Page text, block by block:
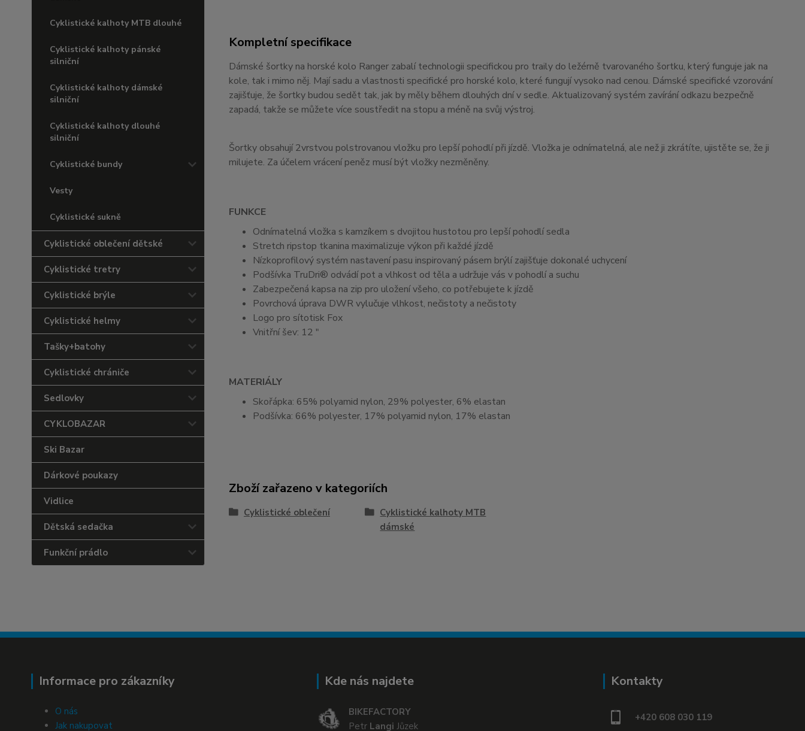
Cyklistické kalhoty MTB dlouhé
Cyklistické kalhoty pánské
silniční
Cyklistické kalhoty dámské
silniční
Cyklistické kalhoty dlouhé
silniční
Cyklistické bundy
Vesty
Cyklistické sukně
Cyklistické oblečení dětské
Cyklistické tretry
Cyklistické brýle
Cyklistické helmy
Tašky+batohy
Cyklistické chrániče
Sedlovky
CYKLOBAZAR
Ski Bazar
Dárkové poukazy
Vidlice
Dětská sedačka
Funkční prádlo
Kompletní specifikace
Dámské šortky na horské kolo Ranger zabalí technologii specifickou pro traily do ležérně tvarovaného šortku, který funguje jak na
kole, tak i mimo něj. Mají sadu a vlastnosti specifické pro horské kolo, které fungují vysoko nad cenou. Dámské specifické vzorování
zajišťuje, že šortky budou sedět tak, jak by měly během dlouhých dní v sedle. Aktualizovaný systém zavírání odkazu bezpečně
zapadá, takže se můžete více soustředit na stopu a méně na svůj výstroj.
Šortky obsahují 2vrstvou polstrovanou vložku pro lepší pohodlí při jízdě. Vložka je odnímatelná, ale než ji zkrátíte, ujistěte se, že ji
milujete. Za účelem vrácení peněz musí být vložky nezměněny.
FUNKCE
Odnímatelná vložka s kamzíkem s dvojitou hustotou pro lepší pohodlí sedla
Stretch ripstop tkanina maximalizuje výkon při každé jízdě
Nízkoprofilový systém nastavení pasu inspirovaný pásem brýlí zajišťuje dokonalé uchycení
Podšívka TruDri® odvádí pot a vlhkost od těla a udržuje vás v pohodlí a suchu
Zabezpečená kapsa na zip pro uložení všeho, co potřebujete k jízdě
Povrchová úprava DWR vylučuje vlhkost, nečistoty a nečistoty
Logo pro sítotisk Fox
Vnitřní šev: 12 "
MATERIÁLY
Skořápka: 65% polyamid nylon, 29% polyester, 6% elastan
Podšívka: 66% polyester, 17% polyamid nylon, 17% elastan
Zboží zařazeno v kategoriích
Cyklistické oblečení
Cyklistické kalhoty MTB
dámské
Informace pro zákazníky
O nás
Jak nakupovat
Kde nás najdete
BIKEFACTORY
Petr Langi Jůzek
Kontakty
+420 608 030 119